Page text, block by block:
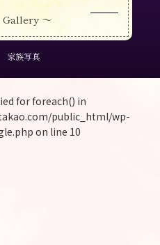
～
家族写真
for foreach() in
public_html/wp-
on line 10